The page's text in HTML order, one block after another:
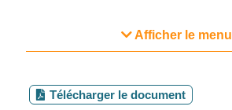
Télécharger le document
Afficher le menu